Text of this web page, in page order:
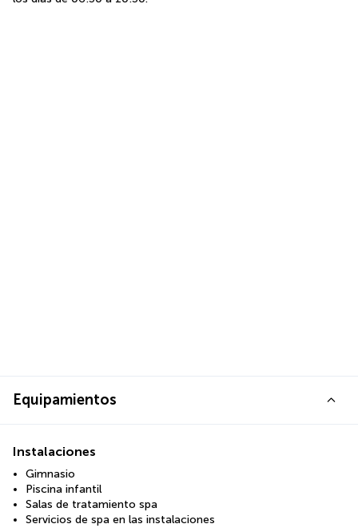
Equipamientos
Instalaciones
Gimnasio
Piscina infantil
Salas de tratamiento spa
Servicios de spa en las instalaciones